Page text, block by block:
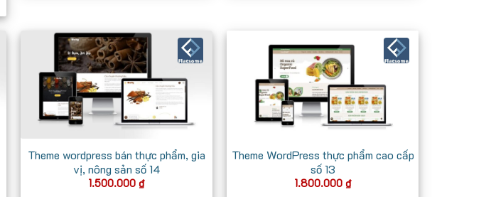
Theme wordpress bán thực phẩm, gia
vị, nông sản số 14
1.500.000 ₫
Theme WordPress thực phẩm cao cấp
số 13
1.800.000 ₫